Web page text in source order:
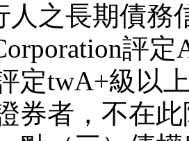
人之長期債務
評
定twA+級以
券者，不在